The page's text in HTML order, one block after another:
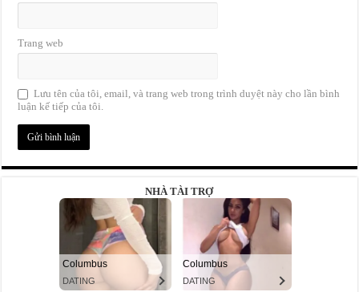
Trang web
Lưu tên của tôi, email, và trang web trong trình duyệt này cho lần bình
luận kế tiếp của tôi.
NHÀ TÀI TRỢ